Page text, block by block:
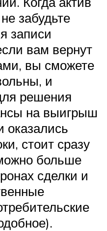
забудьте
записи
вам вернут
вы сможете
и
решения
на выигрыш
оказались
стоит сразу
больше
сделки и